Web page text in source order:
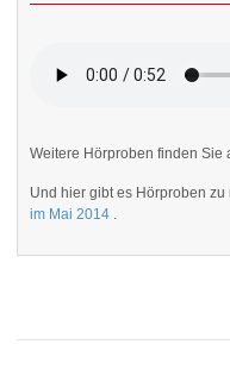
Weitere Hörproben finden Sie
Und hier gibt es Hörproben
im Mai 2014